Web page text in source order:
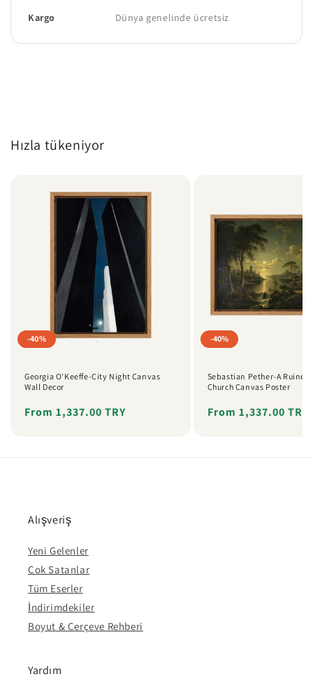
Kargo
Dünya genelinde ücretsiz
Hızla tükeniyor
-40%
Georgia O'Keeffe-City Night Canvas
Wall Decor
Regular
Sale
From 1,337.00 TRY
-40%
Sebastian Pether-A Ruined
Church Canvas Poster
Regular
Sale
From 1,337.00 TRY
Alışveriş
Yeni Gelenler
Çok Satanlar
Tüm Eserler
İndirimdekiler
Boyut & Çerçeve Rehberi
Yardım